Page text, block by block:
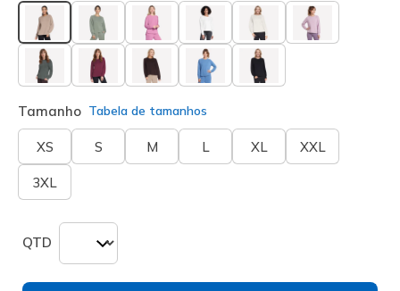
selecionado
Tamanho Tabela de tamanhos
XS S M L XL XXL
3XL
QTD